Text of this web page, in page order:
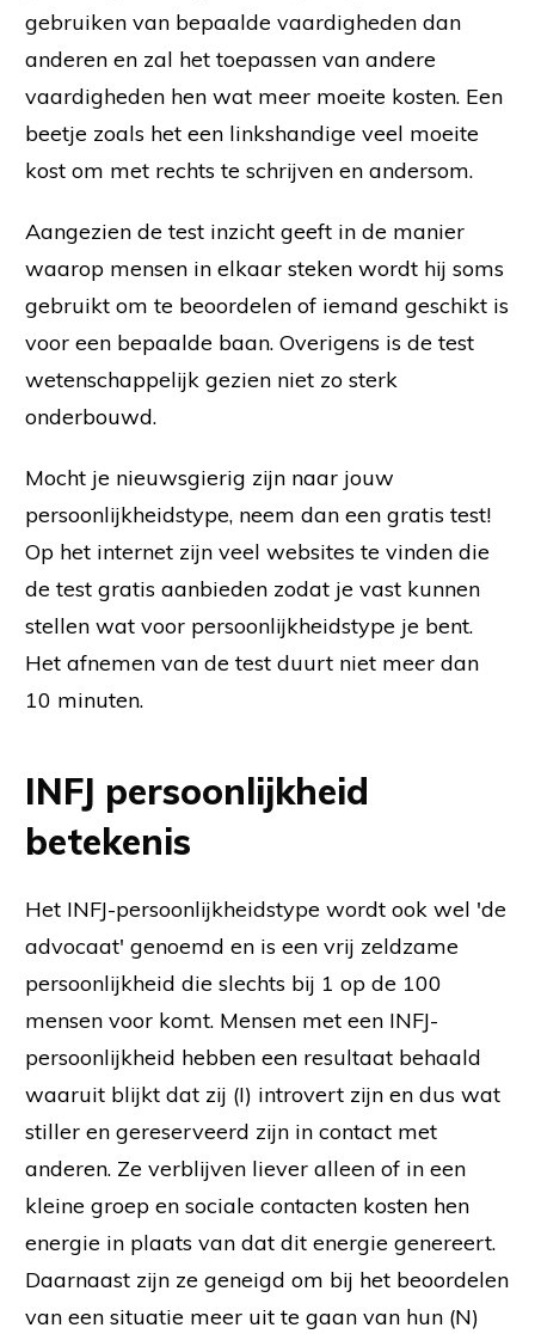
gebruiken van bepaalde vaardigheden dan
anderen en zal het toepassen van andere
vaardigheden hen wat meer moeite kosten. Een
beetje zoals het een linkshandige veel moeite
kost om met rechts te schrijven en andersom.
Aangezien de test inzicht geeft in de manier
waarop mensen in elkaar steken wordt hij soms
gebruikt om te beoordelen of iemand geschikt is
voor een bepaalde baan. Overigens is de test
wetenschappelijk gezien niet zo sterk
onderbouwd.
Mocht je nieuwsgierig zijn naar jouw
persoonlijkheidstype, neem dan een gratis test!
Op het internet zijn veel websites te vinden die
de test gratis aanbieden zodat je vast kunnen
stellen wat voor persoonlijkheidstype je bent.
Het afnemen van de test duurt niet meer dan
10 minuten.
INFJ persoonlijkheid
betekenis
Het INFJ-persoonlijkheidstype wordt ook wel 'de
advocaat' genoemd en is een vrij zeldzame
persoonlijkheid die slechts bij 1 op de 100
mensen voor komt. Mensen met een INFJ-
persoonlijkheid hebben een resultaat behaald
waaruit blijkt dat zij (I) introvert zijn en dus wat
stiller en gereserveerd zijn in contact met
anderen. Ze verblijven liever alleen of in een
kleine groep en sociale contacten kosten hen
energie in plaats van dat dit energie genereert.
Daarnaast zijn ze geneigd om bij het beoordelen
van een situatie meer uit te gaan van hun (N)